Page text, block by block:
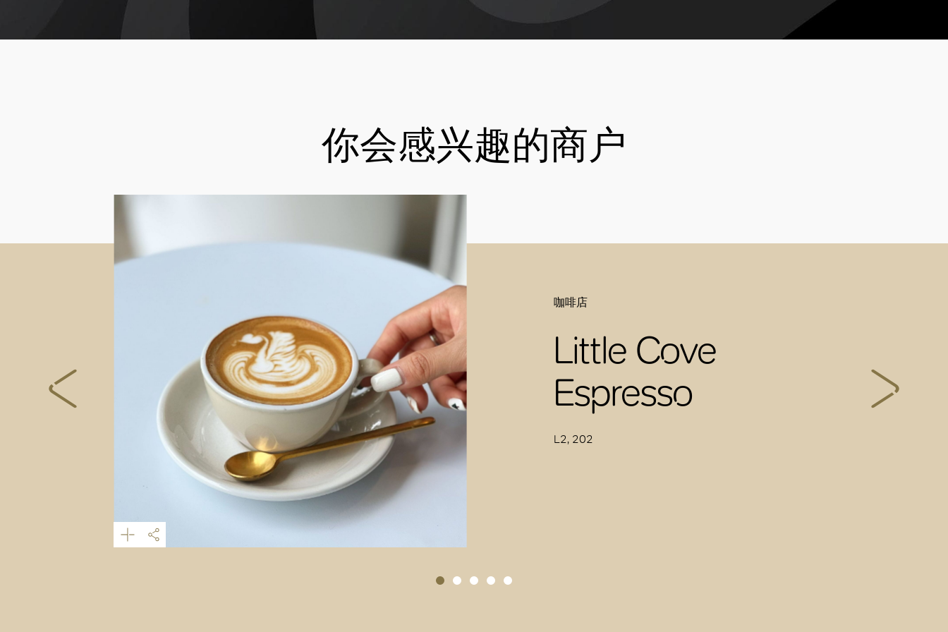
你会感兴趣的商户
咖啡店
Little Cove
Espresso
L2, 202